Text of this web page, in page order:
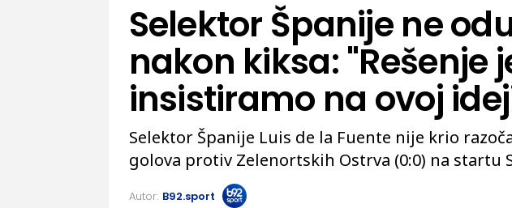
Selektor Španije ne
nakon kiksa: "Rešenje
insistiramo na ovoj
Selektor Španije Luis de la Fuente nije krio
golova protiv Zelenortskih Ostrva (0:0) na startu
Autor: B92.sport